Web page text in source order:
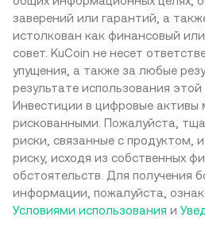
заверений или гарантий, а
истолкован как финансовый
совет. KuCoin не несет
упущения, а также за любые
результате использования
Инвестиции в цифровые активы
рискованными. Пожалуйста,
риски, связанные с продуктом,
риску, исходя из собственных
обстоятельств. Для получения
информации, пожалуйста,
Условиями использования и